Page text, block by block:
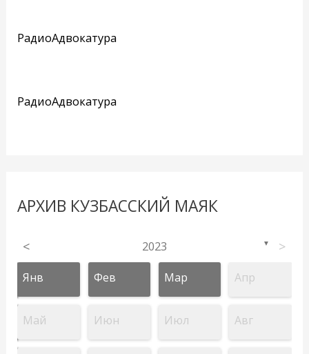
РадиоАдвокатура
РадиоАдвокатура
АРХИВ КУЗБАССКИЙ МАЯК
< 2023 ▼ >
Янв Фев Мар Апр
Май Июн Июл Авг